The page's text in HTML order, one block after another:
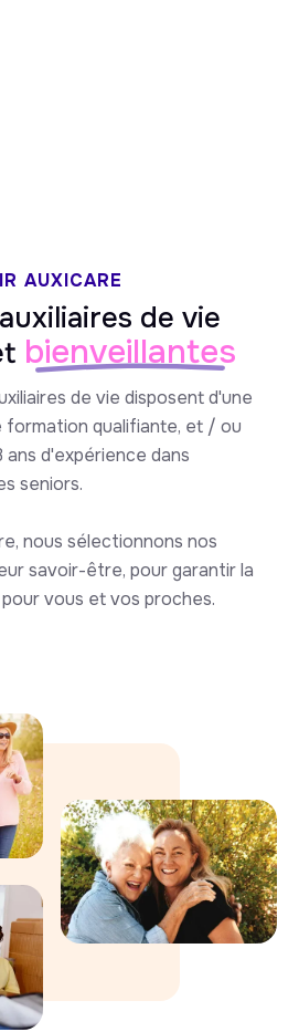
AUXICARE
de vie
bienveillantes
de vie disposent d'une
qualifiante, et / ou
d'expérience dans
seniors.
nous sélectionnons nos
savoir-être, pour garantir la
vous et vos proches.